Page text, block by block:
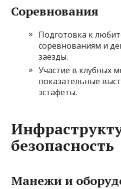
Соревнования
Подготовка к
соревнованиям и
заезды.
Участие в клубных
показательные
эстафеты.
безопасность
Манежи и